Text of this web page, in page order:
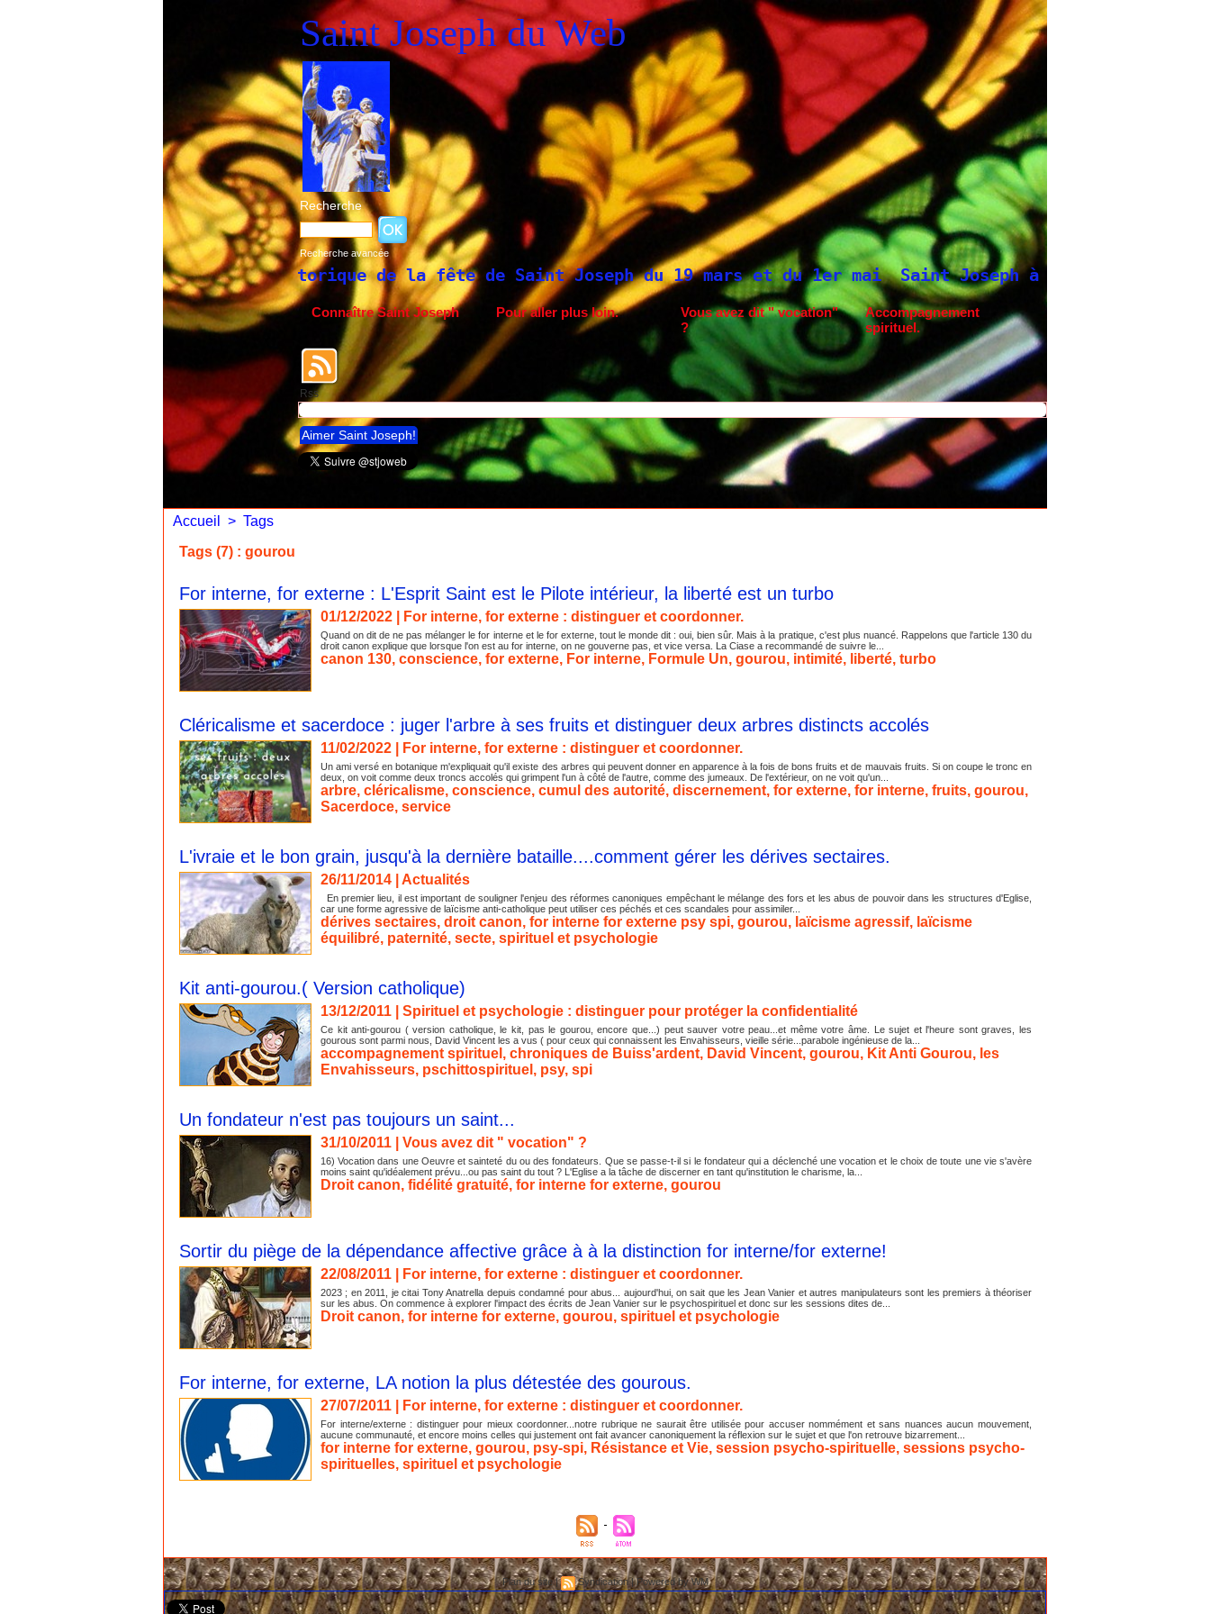
Saint Joseph du Web
Recherche
Recherche avancée
Historique de la fête de Saint Joseph du 19 mars et du 1er mai Saint Joseph à Fatima. Neuvaine à Saint
Connaître Saint Joseph Pour aller plus loin.
Vous avez dit " vocation"
?
Accompagnement
spirituel.
Rss
Aimer Saint Joseph!
Accueil > Tags
Tags (7) : gourou
For interne, for externe : L'Esprit Saint est le Pilote intérieur, la liberté est un turbo
01/12/2022 For interne, for externe : distinguer et coordonner.
Quand on dit de ne pas mélanger le for interne et le for externe, tout le monde dit : oui, bien sûr. Mais à la pratique, c'est plus nuancé. Rappelons que l'article 130 du
droit canon explique que lorsque l'on est au for interne, on ne gouverne pas, et vice versa. La Ciase a recommandé de suivre le...
canon 130, conscience, for externe, For interne, Formule Un, gourou, intimité, liberté, turbo
Cléricalisme et sacerdoce : juger l'arbre à ses fruits et distinguer deux arbres distincts accolés
11/02/2022 For interne, for externe : distinguer et coordonner.
Un ami versé en botanique m'expliquait qu'il existe des arbres qui peuvent donner en apparence à la fois de bons fruits et de mauvais fruits. Si on coupe le tronc en
deux, on voit comme deux troncs accolés qui grimpent l'un à côté de l'autre, comme des jumeaux. De l'extérieur, on ne voit qu'un...
arbre, cléricalisme, conscience, cumul des autorité, discernement, for externe, for interne, fruits, gourou,
Sacerdoce, service
L'ivraie et le bon grain, jusqu'à la dernière bataille....comment gérer les dérives sectaires.
26/11/2014 Actualités
En premier lieu, il est important de souligner l'enjeu des réformes canoniques empêchant le mélange des fors et les abus de pouvoir dans les structures d'Eglise,
car une forme agressive de laïcisme anti-catholique peut utiliser ces péchés et ces scandales pour assimiler...
dérives sectaires, droit canon, for interne for externe psy spi, gourou, laïcisme agressif, laïcisme
équilibré, paternité, secte, spirituel et psychologie
Kit anti-gourou.( Version catholique)
13/12/2011 Spirituel et psychologie : distinguer pour protéger la confidentialité
Ce kit anti-gourou ( version catholique, le kit, pas le gourou, encore que...) peut sauver votre peau...et même votre âme. Le sujet et l'heure sont graves, les
gourous sont parmi nous, David Vincent les a vus ( pour ceux qui connaissent les Envahisseurs, vieille série...parabole ingénieuse de la...
accompagnement spirituel , chroniques de Buiss'ardent, David Vincent, gourou, Kit Anti Gourou, les
Envahisseurs, pschittospirituel , psy, spi
Un fondateur n'est pas toujours un saint...
31/10/2011 Vous avez dit " vocation" ?
16) Vocation dans une Oeuvre et sainteté du ou des fondateurs. Que se passe-t-il si le fondateur qui a déclenché une vocation et le choix de toute une vie s'avère
moins saint qu'idéalement prévu...ou pas saint du tout ? L'Eglise a la tâche de discerner en tant qu'institution le charisme, la...
Droit canon, fidélité gratuité, for interne for externe, gourou
Sortir du piège de la dépendance affective grâce à à la distinction for interne/for externe!
22/08/2011 For interne, for externe : distinguer et coordonner.
2023 ; en 2011, je citai Tony Anatrella depuis condamné pour abus... aujourd'hui, on sait que les Jean Vanier et autres manipulateurs sont les premiers à théoriser
sur les abus. On commence à explorer l'impact des écrits de Jean Vanier sur le psychospirituel et donc sur les sessions dites de...
Droit canon, for interne for externe, gourou, spirituel et psychologie
For interne, for externe, LA notion la plus détestée des gourous.
27/07/2011 For interne, for externe : distinguer et coordonner.
For interne/externe : distinguer pour mieux coordonner...notre rubrique ne saurait être utilisée pour accuser nommément et sans nuances aucun mouvement,
aucune communauté, et encore moins celles qui justement ont fait avancer canoniquement la réflexion sur le sujet et que l'on retrouve bizarrement...
for interne for externe, gourou, psy-spi, Résistance et Vie, session psycho-spirituelle, sessions psycho-
spirituelles, spirituel et psychologie
Plan du site | Syndication |Powered by WM